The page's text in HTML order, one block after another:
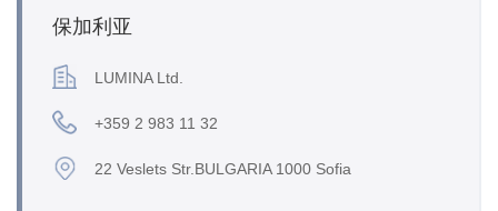
保加利亚
LUMINA Ltd.
+359 2 983 11 32
22 Veslets Str.BULGARIA 1000 Sofia